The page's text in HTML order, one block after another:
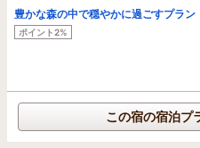
豊かな森の中で穏やかに過ごすプラン
ポイント2%
この宿の宿泊プ